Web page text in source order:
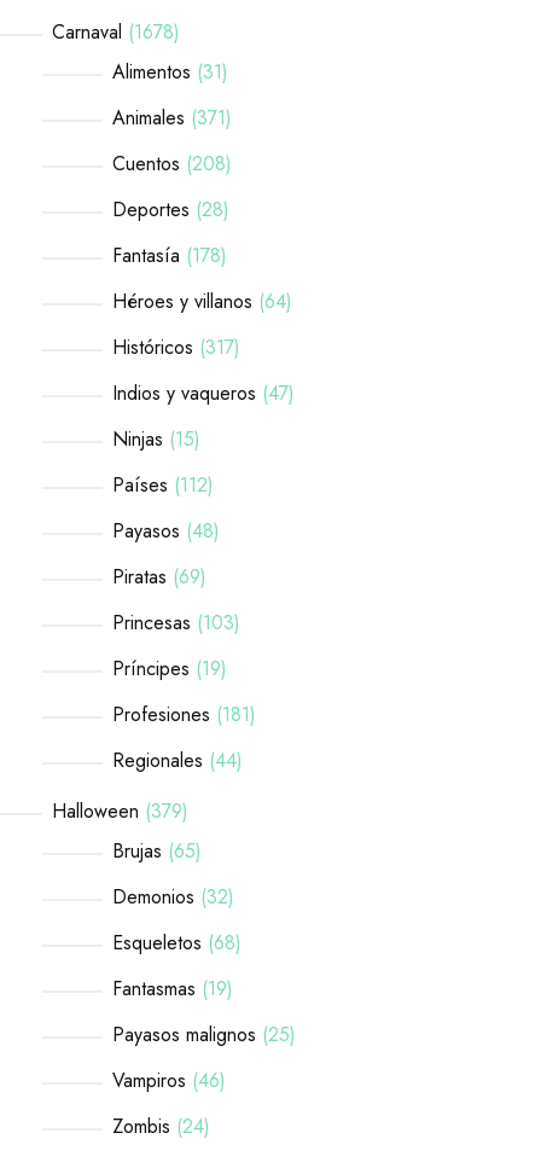
Carnaval 1678
Alimentos 31
Animales 371
Cuentos 208
Deportes 28
Fantasía 178
Héroes y villanos 64
Históricos 317
Indios y vaqueros 47
Ninjas 15
Países 112
Payasos 48
Piratas 69
Princesas 103
Príncipes 19
Profesiones 181
Regionales 44
Halloween 379
Brujas 65
Demonios 32
Esqueletos 68
Fantasmas 19
Payasos malignos 25
Vampiros 46
Zombis 24